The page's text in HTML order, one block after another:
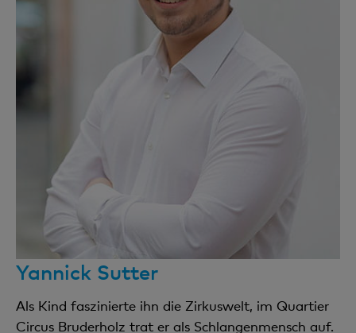
Yannick Sutter
Als Kind faszinierte ihn die Zirkuswelt, im Quartier
Circus Bruderholz trat er als Schlangenmensch auf.